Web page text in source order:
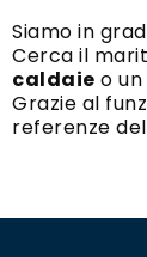
Siamo in
Cerca il
caldaie o un
Grazie al
referenze